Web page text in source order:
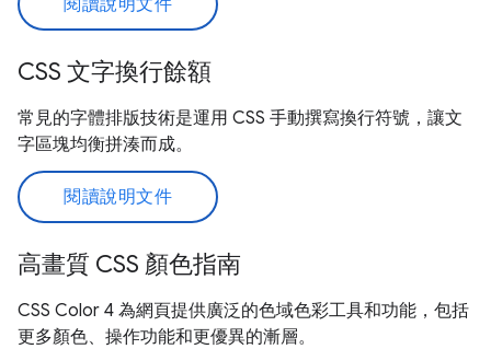
閱讀說明文件
CSS 文字換行餘額
常見的字體排版技術是運用 CSS 手動撰寫換行符號，讓文
字區塊均衡拼湊而成。
閱讀說明文件
高畫質 CSS 顏色指南
CSS Color 4 為網頁提供廣泛的色域色彩工具和功能，包括
更多顏色、操作功能和更優異的漸層。